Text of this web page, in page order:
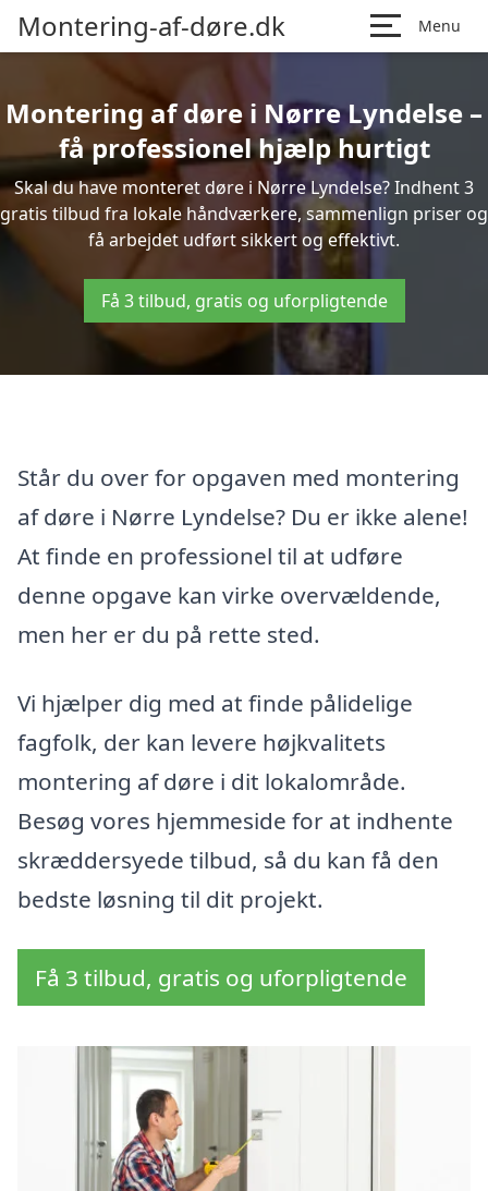
Montering-af-døre.dk Menu
Montering af døre i Nørre Lyndelse –
få professionel hjælp hurtigt
Skal du have monteret døre i Nørre Lyndelse? Indhent 3
gratis tilbud fra lokale håndværkere, sammenlign priser og
få arbejdet udført sikkert og effektivt.
Få 3 tilbud, gratis og uforpligtende
Står du over for opgaven med montering
af døre i Nørre Lyndelse? Du er ikke alene!
At finde en professionel til at udføre
denne opgave kan virke overvældende,
men her er du på rette sted.
Vi hjælper dig med at finde pålidelige
fagfolk, der kan levere højkvalitets
montering af døre i dit lokalområde.
Besøg vores hjemmeside for at indhente
skræddersyede tilbud, så du kan få den
bedste løsning til dit projekt.
Få 3 tilbud, gratis og uforpligtende